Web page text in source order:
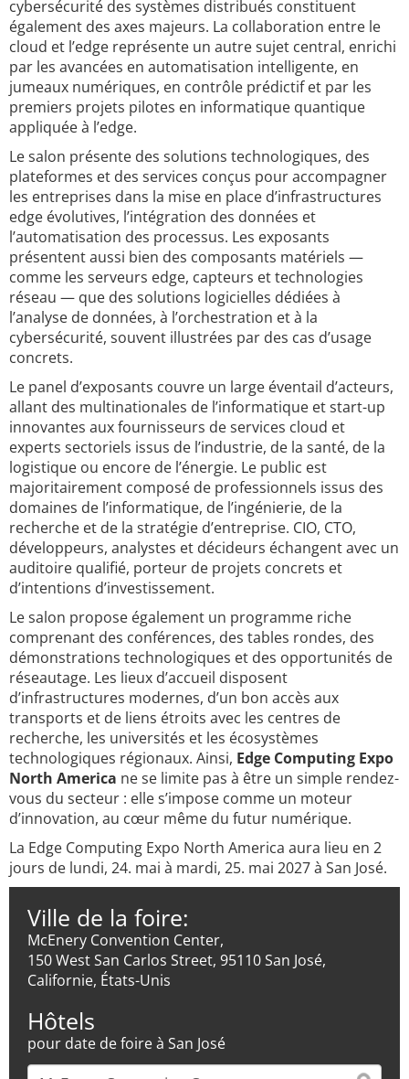
cybersécurité des systèmes distribués constituent
également des axes majeurs. La collaboration entre le
cloud et l’edge représente un autre sujet central, enrichi
par les avancées en automatisation intelligente, en
jumeaux numériques, en contrôle prédictif et par les
premiers projets pilotes en informatique quantique
appliquée à l’edge.
Le salon présente des solutions technologiques, des
plateformes et des services conçus pour accompagner
les entreprises dans la mise en place d’infrastructures
edge évolutives, l’intégration des données et
l’automatisation des processus. Les exposants
présentent aussi bien des composants matériels —
comme les serveurs edge, capteurs et technologies
réseau — que des solutions logicielles dédiées à
l’analyse de données, à l’orchestration et à la
cybersécurité, souvent illustrées par des cas d’usage
concrets.
Le panel d’exposants couvre un large éventail d’acteurs,
allant des multinationales de l’informatique et start-up
innovantes aux fournisseurs de services cloud et
experts sectoriels issus de l’industrie, de la santé, de la
logistique ou encore de l’énergie. Le public est
majoritairement composé de professionnels issus des
domaines de l’informatique, de l’ingénierie, de la
recherche et de la stratégie d’entreprise. CIO, CTO,
développeurs, analystes et décideurs échangent avec un
auditoire qualifié, porteur de projets concrets et
d’intentions d’investissement.
Le salon propose également un programme riche
comprenant des conférences, des tables rondes, des
démonstrations technologiques et des opportunités de
réseautage. Les lieux d’accueil disposent
d’infrastructures modernes, d’un bon accès aux
transports et de liens étroits avec les centres de
recherche, les universités et les écosystèmes
technologiques régionaux. Ainsi, Edge Computing Expo
North America ne se limite pas à être un simple rendez-
vous du secteur : elle s’impose comme un moteur
d’innovation, au cœur même du futur numérique.
La Edge Computing Expo North America aura lieu en 2
jours de lundi, 24. mai à mardi, 25. mai 2027 à San José.
Ville de la foire:
McEnery Convention Center,
150 West San Carlos Street, 95110 San José,
Californie, États-Unis
Hôtels
pour date de foire à San José